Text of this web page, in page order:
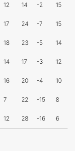
12 14 -2 15
17 24 -7 15
18 23 -5 14
14 17 -3 12
16 20 -4 10
7 22 -15 8
12 28 -16 6